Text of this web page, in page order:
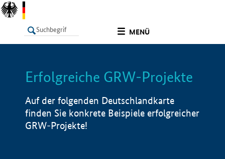
MENÜ
LISTE Info
Erfolgreiche GRW-Projekte
Auf der folgenden Deutschlandkarte
finden Sie konkrete Beispiele erfolgreicher
GRW-Projekte!